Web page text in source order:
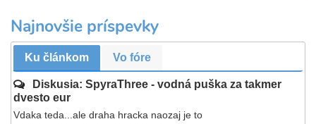
Najnovšie príspevky
Ku článkom Vo fóre
Diskusia: SpyraThree - vodná puška za takmer
dvesto eur
Vdaka teda...ale draha hracka naozaj je to